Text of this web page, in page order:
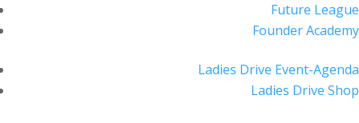
Future League
Founder Academy
Ladies Drive Event-Agenda
Ladies Drive Shop